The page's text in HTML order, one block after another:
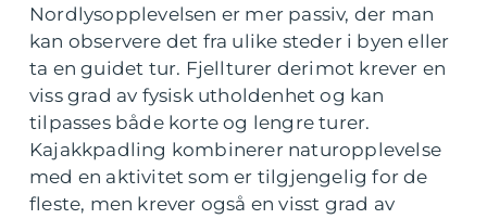
Nordlysopplevelsen er mer passiv, der man
kan observere det fra ulike steder i byen eller
ta en guidet tur. Fjellturer derimot krever en
viss grad av fysisk utholdenhet og kan
tilpasses både korte og lengre turer.
Kajakkpadling kombinerer naturopplevelse
med en aktivitet som er tilgjengelig for de
fleste, men krever også en visst grad av